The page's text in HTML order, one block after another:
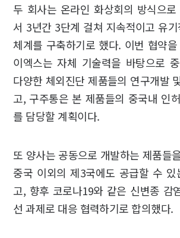
두 회사는 온라인 화상회의 방식으
서 3년간 3단계 걸쳐 지속적이고 유
체계를 구축하기로 했다. 이번 협약
이엑스는 자체 기술력을 바탕으로
다양한 체외진단 제품들의 연구개발
고, 구주통은 본 제품들의 중국내 인
를 담당할 계획이다.
또 양사는 공동으로 개발하는 제품들
중국 이외의 제3국에도 공급할 수
고, 향후 코로나19와 같은 신변종 감
선 과제로 대응 협력하기로 합의했다.